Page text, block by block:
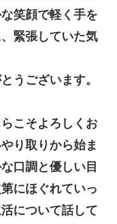
笑顔で軽く手を
緊張していた気
うございます。
こそよろしくお
り取りから始ま
口調と優しい目
にほぐれていっ
について話して